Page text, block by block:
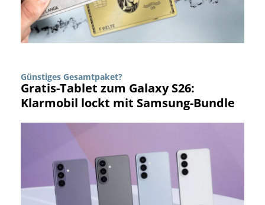
Günstiges Gesamtpaket?
Gratis-Tablet zum Galaxy S26:
Klarmobil lockt mit Samsung-Bundle